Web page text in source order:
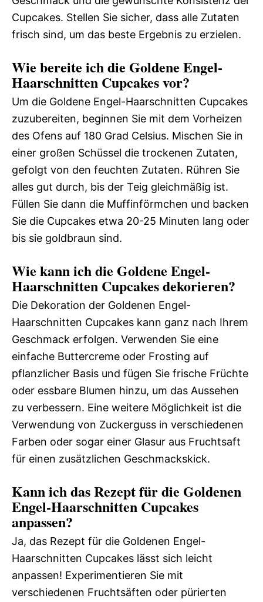
Cupcakes. Stellen Sie sicher, dass alle Zutaten
frisch sind, um das beste Ergebnis zu erzielen.
Wie bereite ich die Goldene Engel-
Haarschnitten Cupcakes vor?
Um die Goldene Engel-Haarschnitten Cupcakes
zuzubereiten, beginnen Sie mit dem Vorheizen
des Ofens auf 180 Grad Celsius. Mischen Sie in
einer großen Schüssel die trockenen Zutaten,
gefolgt von den feuchten Zutaten. Rühren Sie
alles gut durch, bis der Teig gleichmäßig ist.
Füllen Sie dann die Muffinförmchen und backen
Sie die Cupcakes etwa 20-25 Minuten lang oder
bis sie goldbraun sind.
Wie kann ich die Goldene Engel-
Haarschnitten Cupcakes dekorieren?
Die Dekoration der Goldenen Engel-
Haarschnitten Cupcakes kann ganz nach Ihrem
Geschmack erfolgen. Verwenden Sie eine
einfache Buttercreme oder Frosting auf
pflanzlicher Basis und fügen Sie frische Früchte
oder essbare Blumen hinzu, um das Aussehen
zu verbessern. Eine weitere Möglichkeit ist die
Verwendung von Zuckerguss in verschiedenen
Farben oder sogar einer Glasur aus Fruchtsaft
für einen zusätzlichen Geschmackskick.
Kann ich das Rezept für die Goldenen
Engel-Haarschnitten Cupcakes
anpassen?
Ja, das Rezept für die Goldenen Engel-
Haarschnitten Cupcakes lässt sich leicht
anpassen! Experimentieren Sie mit
verschiedenen Fruchtsäften oder pürierten